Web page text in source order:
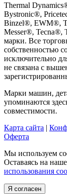
Thermal
Bystronic®,
Binzel®, EWM®,
Messer®, Tecna®,
марки. Все
собственностью
исключительно
не связана с
Марки машин,
упоминаются
совместимости.
Карта сайта |
Оферта
Мы используем
Оставаясь на
использования
Я согласен